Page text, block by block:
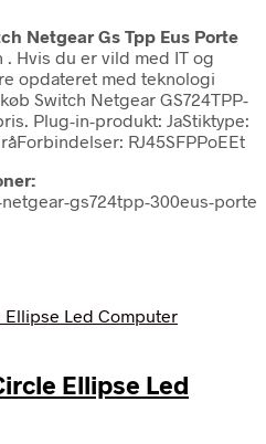
Netgear Gs Tpp Eus Porte
. Hvis du er vild med IT og
opdateret med teknologi
Switch Netgear GS724TPP-
Plug-in-produkt: JaStiktype:
RJ45SFPPoEEt
gs724tpp-300eus-porte
Ellipse Led